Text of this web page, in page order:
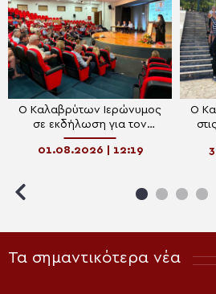
Ο Καλαβρύτων Ιερώνυμος
σε εκδήλωση για τον
Καθηγητή Νανοτεχνολογίας
Θέμη Προδρομάκη
01.08.2026 | 12:19
Ο
Τα σημαντικότερα νέα